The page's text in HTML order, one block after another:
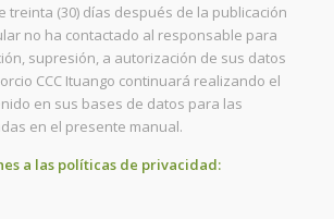
treinta (30) días después de la publicación
no ha contactado al responsable para
supresión, a autorización de sus datos
CCC Ituango continuará realizando el
en sus bases de datos para las
en el presente manual.
a las políticas de privacidad: